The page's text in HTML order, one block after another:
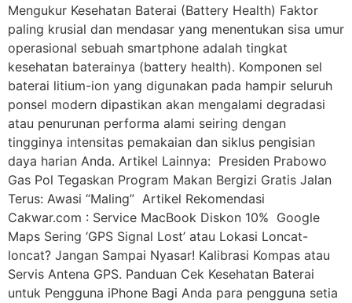
Mengukur Kesehatan Baterai (Battery Health) Faktor
paling krusial dan mendasar yang menentukan sisa umur
operasional sebuah smartphone adalah tingkat
kesehatan baterainya (battery health). Komponen sel
baterai litium-ion yang digunakan pada hampir seluruh
ponsel modern dipastikan akan mengalami degradasi
atau penurunan performa alami seiring dengan
tingginya intensitas pemakaian dan siklus pengisian
daya harian Anda. Artikel Lainnya: Presiden Prabowo
Gas Pol Tegaskan Program Makan Bergizi Gratis Jalan
Terus: Awasi “Maling” Artikel Rekomendasi
Cakwar.com : Service MacBook Diskon 10% Google
Maps Sering ‘GPS Signal Lost’ atau Lokasi Loncat-
loncat? Jangan Sampai Nyasar! Kalibrasi Kompas atau
Servis Antena GPS. Panduan Cek Kesehatan Baterai
untuk Pengguna iPhone Bagi Anda para pengguna setia